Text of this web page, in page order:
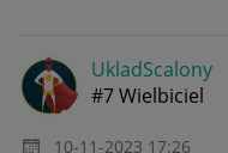
UkladScalony
#7 Wielbiciel
‎10-11-2023 17:26